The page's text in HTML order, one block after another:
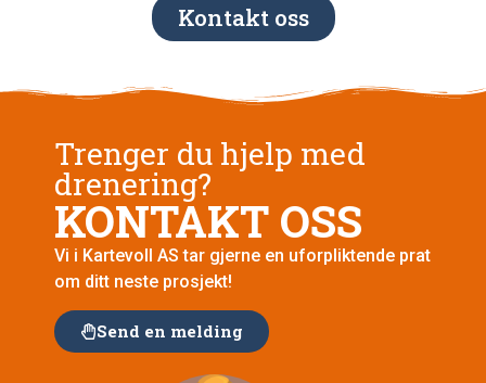
Kontakt oss
Trenger du hjelp med
drenering?
KONTAKT OSS
Vi i Kartevoll AS tar gjerne en uforpliktende prat
om ditt neste prosjekt!
Send en melding